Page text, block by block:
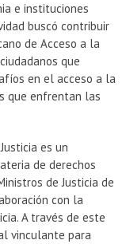
e instituciones
buscó contribuir
de Acceso a la
que
en el acceso a la
que enfrentan las
es un
de derechos
de Justicia de
con la
A través de este
vinculante para